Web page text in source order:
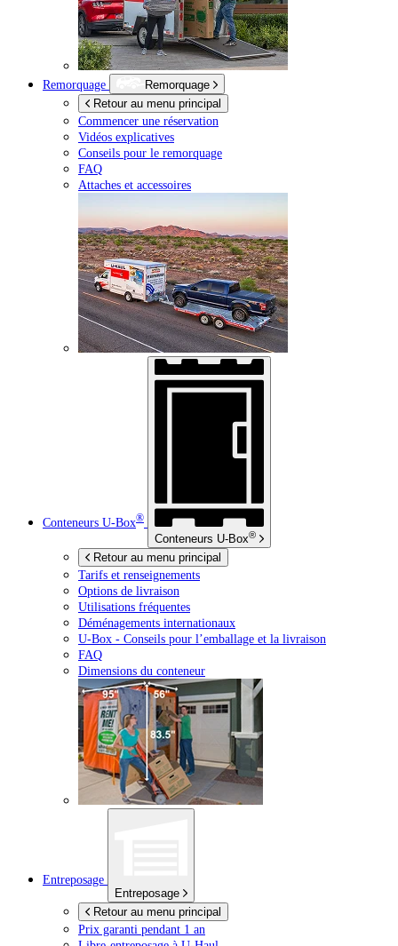
Remorquage
Remorquage
Retour au menu principal
Commencer une réservation
Vidéos explicatives
Conseils pour le remorquage
FAQ
Attaches et accessoires
Conteneurs U-Box®
Conteneurs U-Box®
Retour au menu principal
Tarifs et renseignements
Options de livraison
Utilisations fréquentes
Déménagements internationaux
U-Box - Conseils pour l’emballage et la livraison
FAQ
Dimensions du conteneur
Entreposage
Entreposage
Retour au menu principal
Prix garanti pendant 1 an